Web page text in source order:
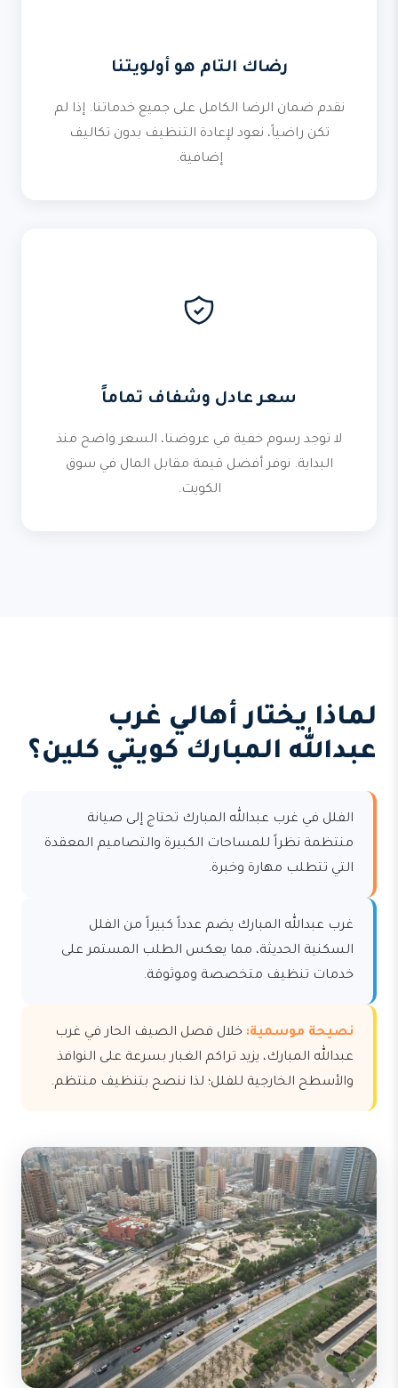
رضاك التام هو أولويتنا
نقدم ضمان الرضا الكامل على جميع خدماتنا. إذا لم
تكن راضياً، نعود لإعادة التنظيف بدون تكاليف
إضافية.
سعر عادل وشفاف تماماً
لا توجد رسوم خفية في عروضنا، السعر واضح منذ
البداية. نوفر أفضل قيمة مقابل المال في سوق
الكويت.
لماذا يختار أهالي غرب
عبدالله المبارك كويتي كلين؟
الفلل في غرب عبدالله المبارك تحتاج إلى صيانة
منتظمة نظراً للمساحات الكبيرة والتصاميم المعقدة
التي تتطلب مهارة وخبرة.
غرب عبدالله المبارك يضم عدداً كبيراً من الفلل
السكنية الحديثة، مما يعكس الطلب المستمر على
خدمات تنظيف متخصصة وموثوقة.
نصيحة موسمية: خلال فصل الصيف الحار في غرب
عبدالله المبارك، يزيد تراكم الغبار بسرعة على النوافذ
والأسطح الخارجية للفلل؛ لذا ننصح بتنظيف منتظم.